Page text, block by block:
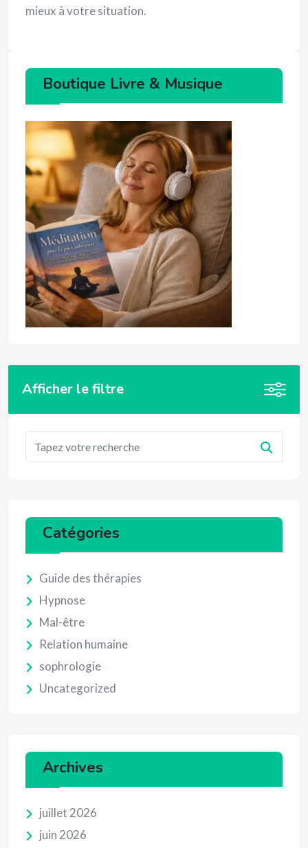
mieux à votre situation.
Boutique Livre & Musique
Afficher le filtre
Catégories
Guide des thérapies
Hypnose
Mal-être
Relation humaine
sophrologie
Uncategorized
Archives
juillet 2026
juin 2026